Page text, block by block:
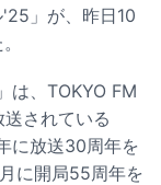
」が、昨日10
は、TOKYO FM
されている
に放送30周年を
に開局55周年を